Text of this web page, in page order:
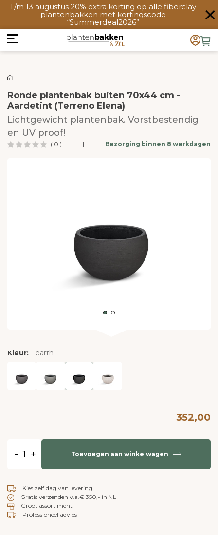
T/m 13 augustus 20% extra korting op alle fiberclay
plantenbakken met kortingscode
“Summerdeal2026”
Ronde plantenbak buiten 70x44 cm -
Aardetint (Terreno Elena)
Lichtgewicht plantenbak. Vorstbestendig
en UV proof!
( 0 ) | Bezorging binnen 8 werkdagen
Kleur: earth
352,00
- + Toevoegen aan winkelwagen
Kies zelf dag van levering
Gratis verzenden v.a.€ 350,- in NL
Groot assortiment
Professioneel advies